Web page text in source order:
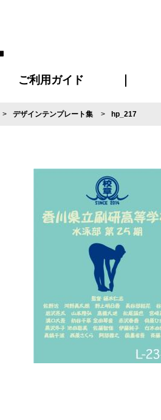
ご利用ガイド
ご利用ガイド
はじめての方へ
再注文の方へ
お支払い方法について
割引まとめページ
発送・特急サービスについて
版の保管期限について
マイページ会員のメリット
よくあるご質問
デザインテンプレート集 hp_217